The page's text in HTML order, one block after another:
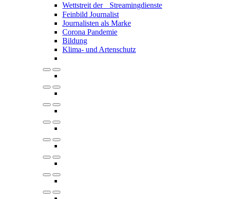
Wettstreit der Streamingdienste
Feinbild Journalist
Journalisten als Marke
Corona Pandemie
Bildung
Klima- und Artenschutz